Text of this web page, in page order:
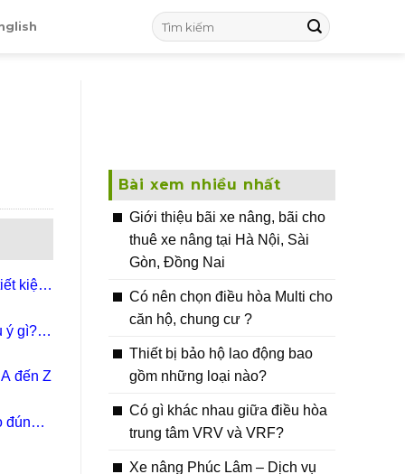
kiệm
ý gì? |
đến Z
đúng
Bài xem nhiều nhất
Giới thiệu bãi xe nâng, bãi cho
thuê xe nâng tại Hà Nội, Sài
Gòn, Đồng Nai
Có nên chọn điều hòa Multi cho
căn hộ, chung cư ?
Thiết bị bảo hộ lao động bao
gồm những loại nào?
Có gì khác nhau giữa điều hòa
trung tâm VRV và VRF?
Xe nâng Phúc Lâm – Dịch vụ